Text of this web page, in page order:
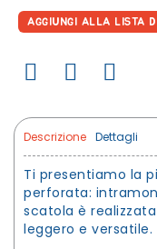
AGGIUNGI ALLA LISTA
Descrizione Dettagli
Ti presentiamo la
perforata:
scatola è
leggero e versatile.